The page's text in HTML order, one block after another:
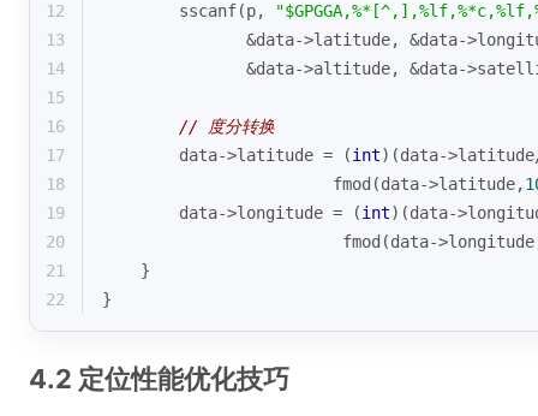
12
sscanf(p,
13
&data->latitude, &data-
14
&data->altitude, &data-
15
16
// 度分转换
17
        data->latitude = (
int)(data-
18
fmod (data->latitude,
19
        data->longitude = (
int)(data-
20
fmod (data-
21
    }
22
}
4.2 定位性能优化技巧